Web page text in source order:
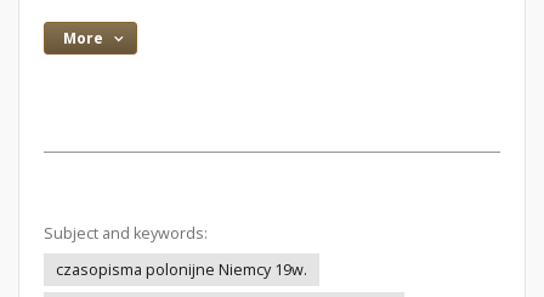
More
Subject and keywords:
czasopisma polonijne Niemcy 19w.